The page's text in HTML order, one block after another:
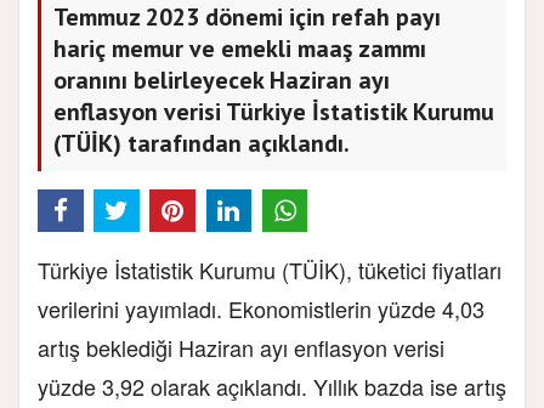
Temmuz 2023 dönemi için refah payı
hariç memur ve emekli maaş zammı
oranını belirleyecek Haziran ayı
enflasyon verisi Türkiye İstatistik Kurumu
(TÜİK) tarafından açıklandı.
Türkiye İstatistik Kurumu (TÜİK), tüketici fiyatları
verilerini yayımladı. Ekonomistlerin yüzde 4,03
artış beklediği Haziran ayı enflasyon verisi
yüzde 3,92 olarak açıklandı. Yıllık bazda ise artış